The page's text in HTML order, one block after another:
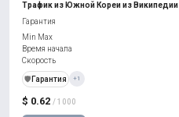
Трафик из Южной Кореи из Википедии
$ 0.62 / 1000
Гарантия
Min Max
Время начала
Скорость
️🛡️ Гарантия +1